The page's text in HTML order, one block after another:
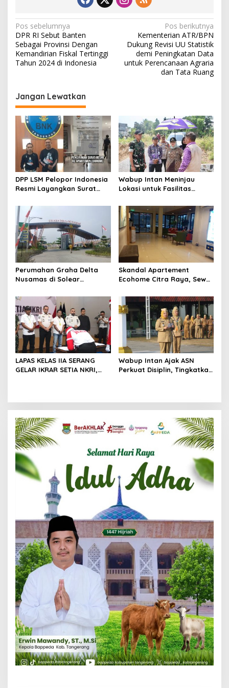
N
a
v
i
a
s
p
o
s
Pos sebelumnya
DPR RI Sebut Banten
Sebagai Provinsi Dengan
Kemandirian Fiskal Tertinggi
Tahun 2024 di Indonesia
Pos berikutnya
Kementerian ATR/BPN
Dukung Revisi UU Statistik
demi Peningkatan Data
untuk Perencanaan Agraria
dan Tata Ruang
Jangan Lewatkan
DPP LSM Pelopor Indonesia
Resmi Layangkan Surat
Management Ecohome dan
BNK
Wabup Intan Meninjau
Lokasi untuk Fasilitas
Tigaraksa
Perumahan Graha Delta
Nusamas di Solear
Belum Memiliki PSU
Skandal Apartement
Ecohome Citra Raya, Sewa
Pegawai Staf BNK
LAPAS KELAS IIA SERANG
GELAR IKRAR SETIA NKRI,
Wabup Intan Ajak ASN
Perkuat Disiplin, Tingkatkan